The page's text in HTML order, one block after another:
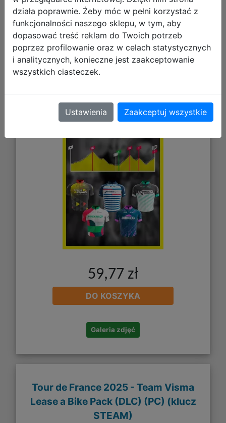
Galeria zdjęć
Tour de France 2025 - Yellow Jersey
59,77 zł
DO KOSZYKA
Galeria zdjęć
Tour de France 2025 - Team Visma
Lease a Bike Pack (DLC) (PC) (klucz
STEAM)
działa poprawnie. Żeby móc w pełni korzystać z
funkcjonalności naszego sklepu, w tym, aby
dopasować treść reklam do Twoich potrzeb
poprzez profilowanie oraz w celach statystycznych
i analitycznych, konieczne jest zaakceptowanie
wszystkich ciasteczek.
Ustawienia Zaakceptuj wszystkie